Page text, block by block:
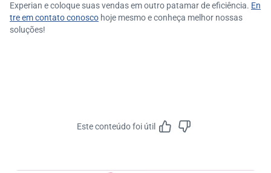
Experian e coloque suas vendas em outro patamar de eficiência. En
tre em contato conosco hoje mesmo e conheça melhor nossas
soluções!
Este conteúdo foi útil